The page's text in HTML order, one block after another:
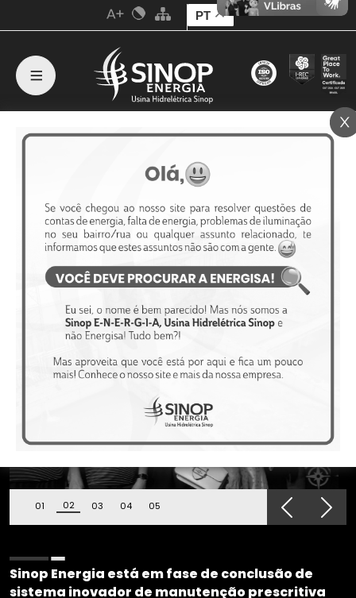
PT
Sinop Energia realiza treinamento
prático de brigada de incêndio
01 02 03 04 05 Previous
Next
sistema inovador de manutenção prescritiva
para unidades geradoras